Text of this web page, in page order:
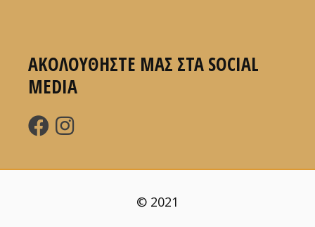
ΑΚΟΛΟΥΘΗΣΤΕ ΜΑΣ ΣΤΑ SOCIAL
MEDIA
© 2021